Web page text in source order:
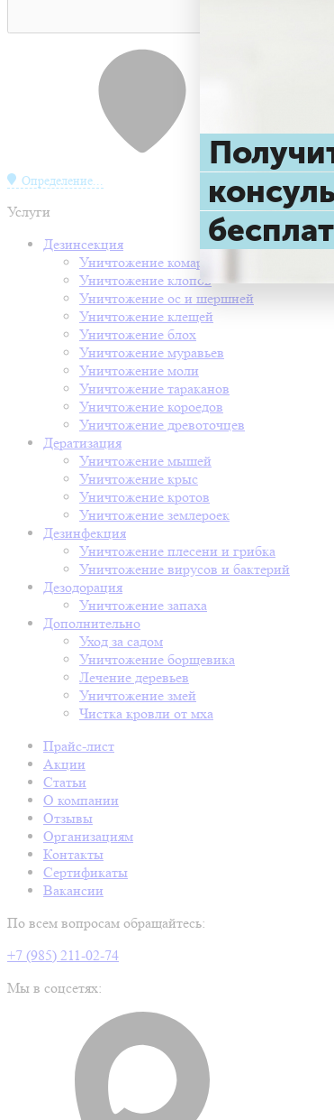
Определение...
Услуги
Дезинсекция
Уничтожение комаров
Уничтожение клопов
Уничтожение ос и шершней
Уничтожение клещей
Уничтожение блох
Уничтожение муравьев
Уничтожение моли
Уничтожение тараканов
Уничтожение короедов
Уничтожение древоточцев
Дератизация
Уничтожение мышей
Уничтожение крыс
Уничтожение кротов
Уничтожение землероек
Дезинфекция
Уничтожение плесени и грибка
Уничтожение вирусов и бактерий
Дезодорация
Уничтожение запаха
Дополнительно
Уход за садом
Уничтожение борщевика
Лечение деревьев
Уничтожение змей
Чистка кровли от мха
Прайс-лист
Акции
Статьи
О компании
Отзывы
Организациям
Контакты
Сертификаты
Вакансии
По всем вопросам обращайтесь:
+7 (985) 211-02-74
Мы в соцсетях: